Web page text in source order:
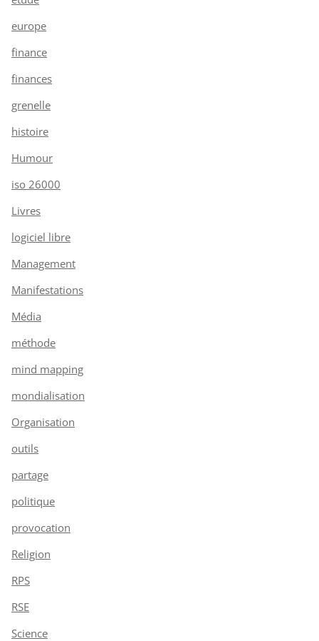
europe
finance
finances
grenelle
histoire
Humour
iso 26000
Livres
logiciel libre
Management
Manifestations
Média
méthode
mind mapping
mondialisation
Organisation
outils
partage
politique
provocation
Religion
RPS
RSE
Science